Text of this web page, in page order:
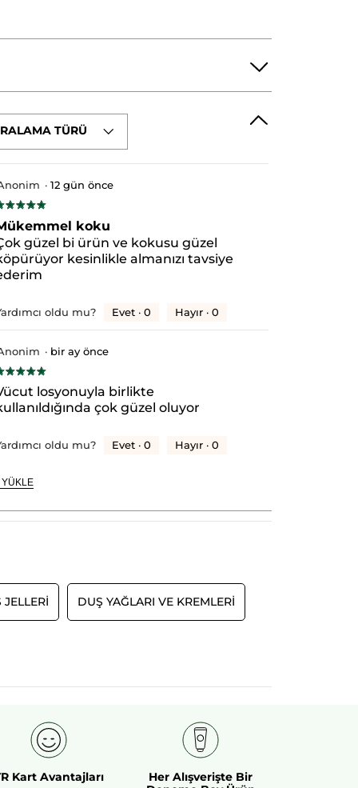
METHYL COCOYL TAURATE
CITRIC ACID CARAMEL
CINNAMAL
HEXYL CINNAMAL
TÜRÜ
· 12 gün önce
koku
güzel bi ürün ve kokusu güzel
kesinlikle almanızı tavsiye
oldu mu? Evet · 0 Hayır · 0
· bir ay önce
losyonuyla birlikte
çok güzel oluyor
oldu mu? Evet · 0 Hayır · 0
DUŞ YAĞLARI VE KREMLERI
Kart Avantajları
Her Alışverişte Bir